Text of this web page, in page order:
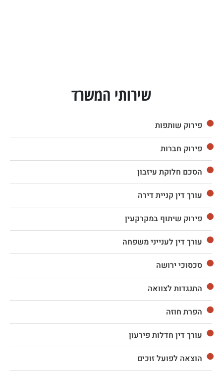
שירותי המשרד
פירוק שותפות
פירוק חברות
הסכם חלוקת עיזבון
עורך דין קניית דירה
פירוק שיתוף במקרקעין
עורך דין לענייני משפחה
סכסוכי ירושה
התנגדות לצוואה
הפרת חוזה
עורך דין חדלות פירעון
הוצאה לפועל זוכים